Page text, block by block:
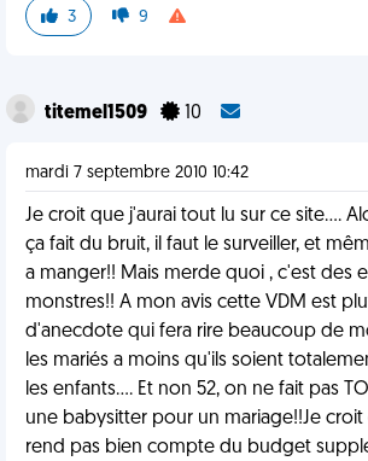
3 9
titemel1509 10
mardi 7 septembre 2010 10:42
Je croit que j'aurai tout lu sur ce site....
ça fait du bruit, il faut le surveiller, et
a manger!! Mais merde quoi , c'est des
monstres!! A mon avis cette VDM est
d'anecdote qui fera rire beaucoup de
les mariés a moins qu'ils soient
les enfants.... Et non 52, on ne fait pas
une babysitter pour un mariage!!Je
rend pas bien compte du budget